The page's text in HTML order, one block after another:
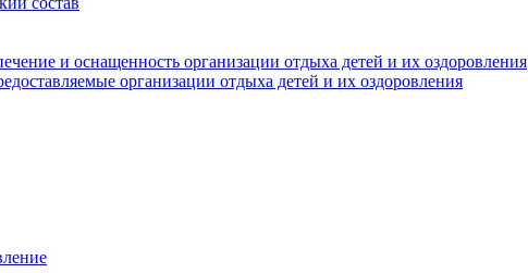
и оснащенность организации отдыха детей и их оздоровления
организации отдыха детей и их оздоровления